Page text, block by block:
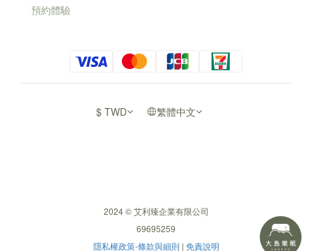
預約體驗
$ TWD 繁體中文
2024 © 艾利臻企業有限公司
69695259
隱私權政策-條款與細則 | 免責說明